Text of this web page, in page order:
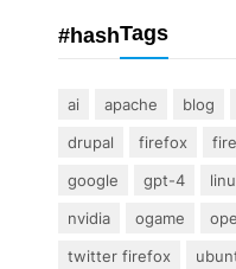
#hashTags
ai apache blog
drupal
firefox
google
gpt-4
nvidia
ogame
twitter firefox